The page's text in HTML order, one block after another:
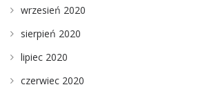
wrzesień 2020
sierpień 2020
lipiec 2020
czerwiec 2020